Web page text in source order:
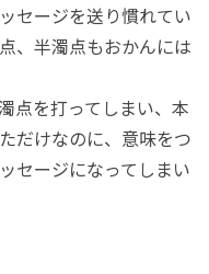
セージを送り慣れてい
、半濁点もおかんには
点を打ってしまい、本
だけなのに、意味をつ
セージになってしまい